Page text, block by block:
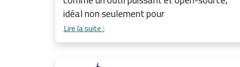
idéal non seulement pour
Lire la suite :